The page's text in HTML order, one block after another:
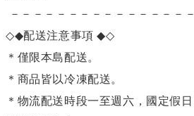
－－－－－－－－－－－－－－－
◇◆配送注意事項◆◇
＊僅限本島配送。
＊商品皆以冷凍配送。
＊物流配送時段一至週六，國定假